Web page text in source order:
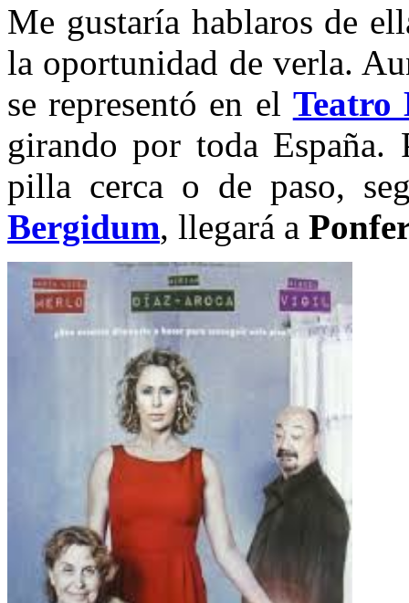
Me gustaría hablaros de
la oportunidad de verla.
se representó en el Teatro
girando por toda
pilla cerca o de paso,
Bergidum, llegará a